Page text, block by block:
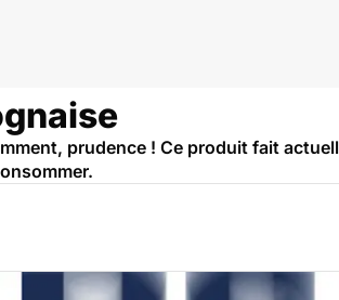
prudence ! Ce produit fait